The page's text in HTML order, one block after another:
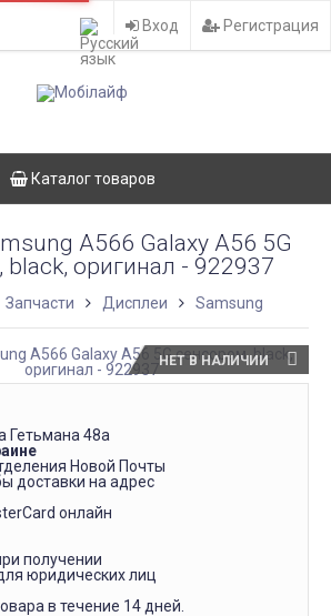
Вход Регистрация
Каталог товаров
A566 Galaxy A56 5G
оригинал - 922937
Запчасти Дисплеи Samsung
НЕТ В НАЛИЧИИ
Гетьмана 48а
Новой Почты
доставки на адрес
онлайн
получении
юридических лиц
в течение 14 дней.